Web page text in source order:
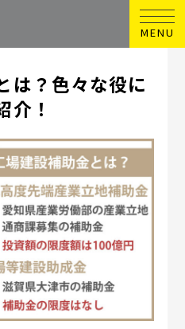
MENU
は？色々な役に
介！